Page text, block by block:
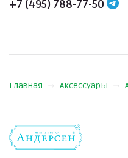
+7 (495) 788-77-50
Главная Аксессуары